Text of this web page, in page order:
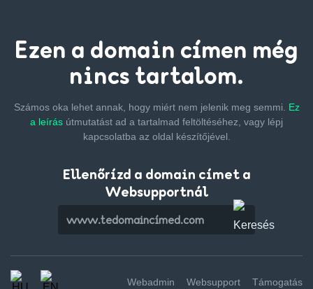
Ezen a domain címen még
nincs tartalom.
Számos oka lehet annak, hogy miért nem jelenik meg semmi. Ez
a leírás útmutatást ad a tartalmad feltöltéséhez, vagy lépj
kapcsolatba az oldal készítőjével.
Ellenőrízd a domain címet a
Websupportnál
Webadmin Websupport Támogatás